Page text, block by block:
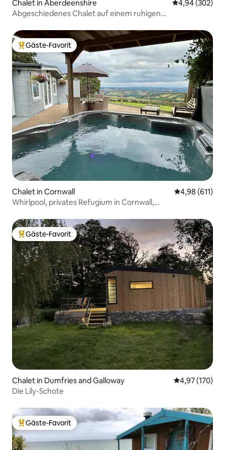
Chalet in Aberdeenshire
4,94 (302)
Abgeschiedenes Chalet auf einem ruhigen
Beliebter Gäste-Favorit.
Gäste-Favorit
Chalet in Cornwall
4,98 (611)
Whirlpool, privates Refugium in Cornwall,
Beliebter Gäste-Favorit.
Gäste-Favorit
Chalet in Dumfries and Galloway
4,97 (170)
Die Lily-Schote
Beliebter Gäste-Favorit.
Gäste-Favorit